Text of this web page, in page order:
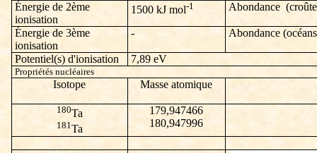
Énergie de 2ème
ionisation
1500kJ mol-1 Abondance
Énergie de 3ème
ionisation
- Abondance
Potentiel(s) d'ionisation 7,89 eV
Propriétés nucléaires
Isotope Masse atomique
180Ta
181Ta
179,947466
180,947996